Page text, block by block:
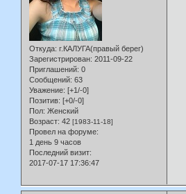
Откуда: г.КАЛУГА(правый берег)
Зарегистрирован: 2011-09-22
Приглашений: 0
Сообщений: 63
Уважение: [+1/-0]
Позитив: [+0/-0]
Пол: Женский
Возраст: 42 [1983-11-18]
Провел на форуме:
1 день 9 часов
Последний визит:
2017-07-17 17:36:47